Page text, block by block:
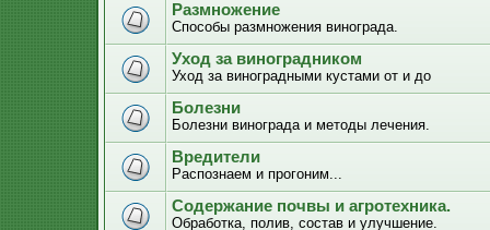
Размножение
Способы размножения винограда.
Уход за виноградником
Уход за виноградными кустами от и до
Болезни
Болезни винограда и методы лечения.
Вредители
Распознаем и прогоним...
Содержание почвы и агротехника.
Обработка, полив, состав и улучшение.